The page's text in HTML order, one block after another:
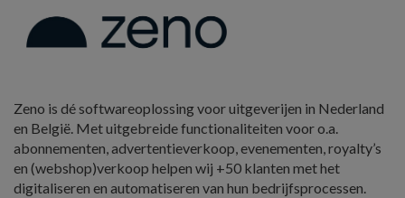
Zeno is dé softwareoplossing voor uitgeverijen in Nederland
en België. Met uitgebreide functionaliteiten voor o.a.
abonnementen, advertentieverkoop, evenementen, royalty’s
en (webshop)verkoop helpen wij +50 klanten met het
digitaliseren en automatiseren van hun bedrijfsprocessen.